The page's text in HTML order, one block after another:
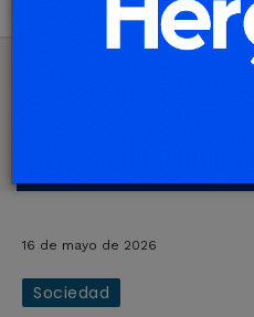
16 de mayo de 2026
Sociedad